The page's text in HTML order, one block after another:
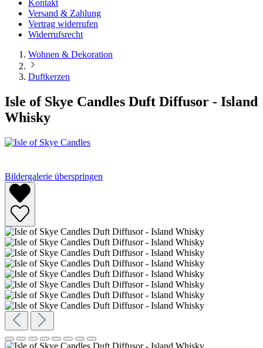
Kontakt
Versand & Zahlung
Vertrag widerrufen
Widerrufsrecht
Wohnen & Dekoration
Duftkerzen
Isle of Skye Candles Duft Diffusor - Island
Whisky
Bildergalerie überspringen